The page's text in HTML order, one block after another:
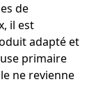
de
il est
adapté et
primaire
ne revienne